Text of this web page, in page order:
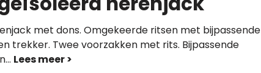
met dons. Omgekeerde ritsen met bijpassende
trekker. Twee voorzakken met rits. Bijpassende
...